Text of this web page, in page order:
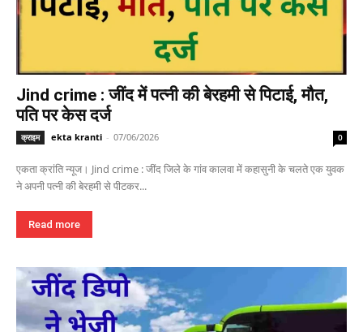
Jind crime : जींद में पत्नी की बेरहमी से पिटाई, मौत,
पति पर केस दर्ज
क्राइम ekta kranti - 07/06/2026 0
एकता क्रांति न्यूज। Jind crime : जींद जिले के गांव कालवा में कहासुनी के चलते एक युवक
ने अपनी पत्नी की बेरहमी से पीटकर...
Read more